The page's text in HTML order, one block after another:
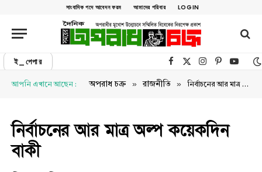
সাংবাদিক পদে আবেদন ফরম আমাদের পরিবার LOGIN
ই_পেপার Facebook
X (Twitter)Instagram
Pinterest
আপনি এখানে আছেন : অপরাধ চক্র » রাজনীতি » নির্বাচনের আর মাত্র অল্প কয়েকদিন বাকী
নির্বাচনের আর মাত্র অল্প কয়েকদিন
বাকী